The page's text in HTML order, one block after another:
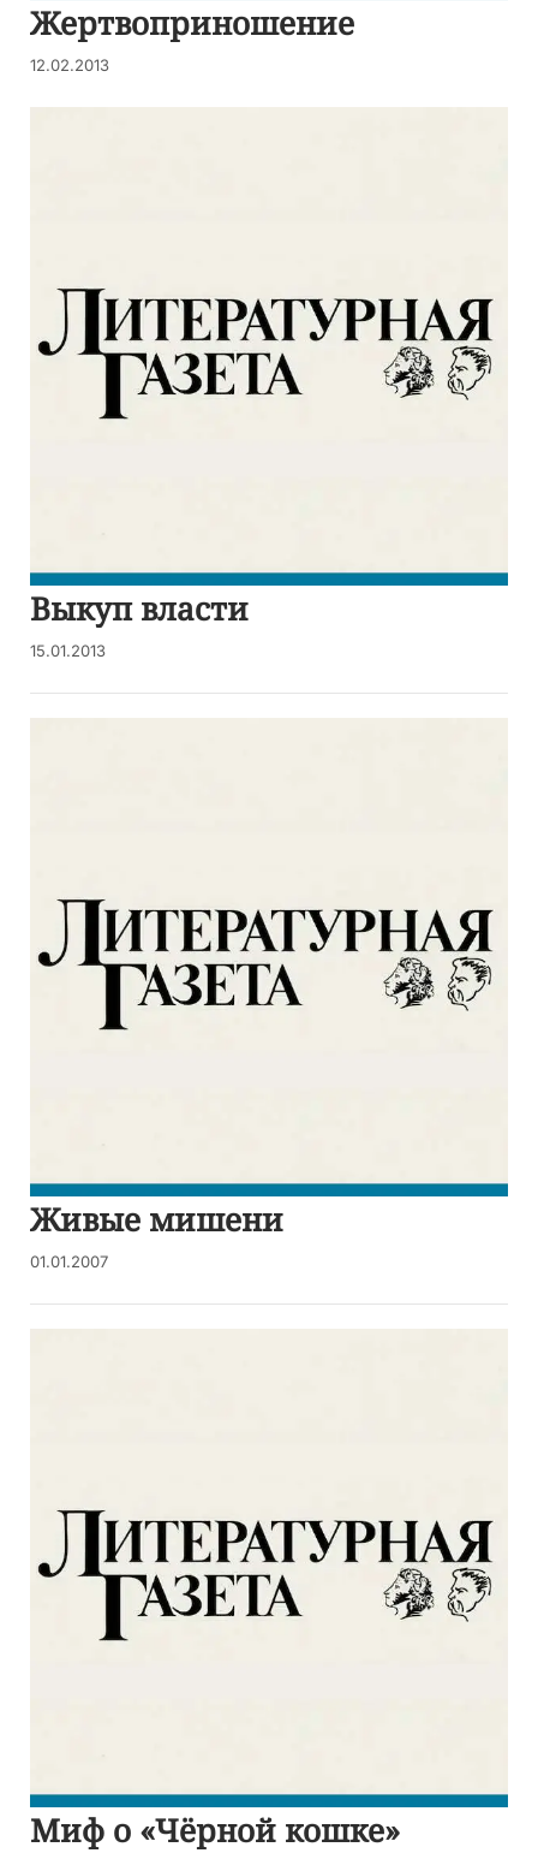
Жертвоприношение
12.02.2013
Выкуп власти
15.01.2013
Живые мишени
01.01.2007
Миф о «Чёрной кошке»